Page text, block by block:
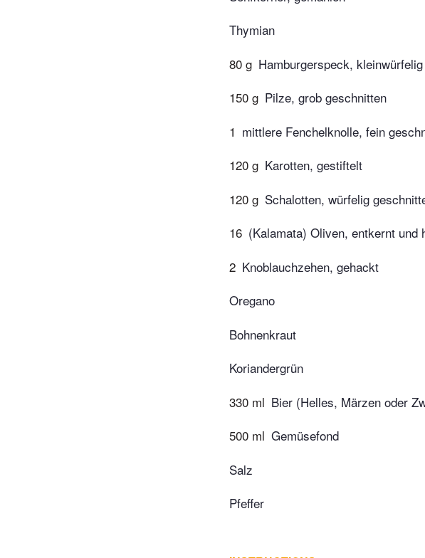
Thymian
80 g Hamburgerspeck,
150 g Pilze, grob geschnitten
1 mittlere Fenchelknolle, fein
120 g Karotten, gestiftelt
120 g Schalotten, würfelig
16 (Kalamata) Oliven, entkernt und
2 Knoblauchzehen, gehackt
Oregano
Bohnenkraut
Koriandergrün
330 ml Bier (Helles, Märzen oder
500 ml Gemüsefond
Salz
Pfeffer